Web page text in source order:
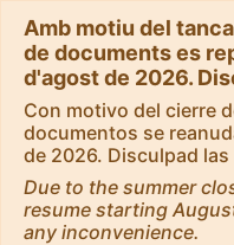
Amb motiu del
de documents es
d'agost de 2026.
Con motivo del cierre
documentos se
de 2026. Disculpad
Due to the summer
resume starting
any inconvenience.